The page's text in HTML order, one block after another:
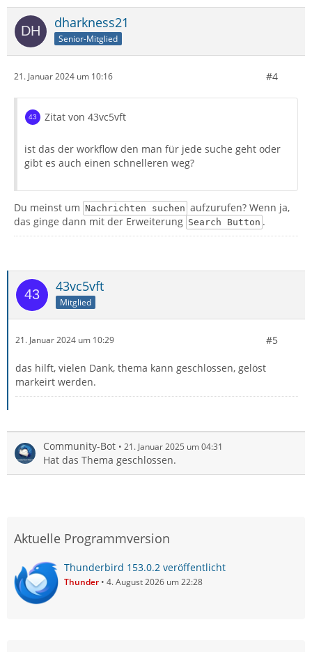
Du gehst über das Menü
Nachrichten suchen…und verwendest im Prinzip den
gleichen Filter wie in Outlook.
An → enthält → marie_curie
dharkness21
Senior-Mitglied
21. Januar 2024 um 10:16 #4
Zitat von 43vc5vft
ist das der workflow den man für jede suche geht oder
gibt es auch einen schnelleren weg?
Du meinst um Nachrichten suchen aufzurufen? Wenn ja,
das ginge dann mit der Erweiterung Search Button .
43vc5vft
Mitglied
21. Januar 2024 um 10:29 #5
das hilft, vielen Dank, thema kann geschlossen, gelöst
markeirt werden.
Community-Bot 21. Januar 2025 um 04:31
Hat das Thema geschlossen.
Aktuelle Programmversion
Thunderbird 153.0.2 veröffentlicht
Thunder 4. August 2026 um 22:28